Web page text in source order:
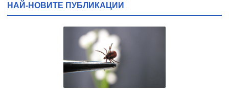
НАЙ-НОВИТЕ ПУБЛИКАЦИИ